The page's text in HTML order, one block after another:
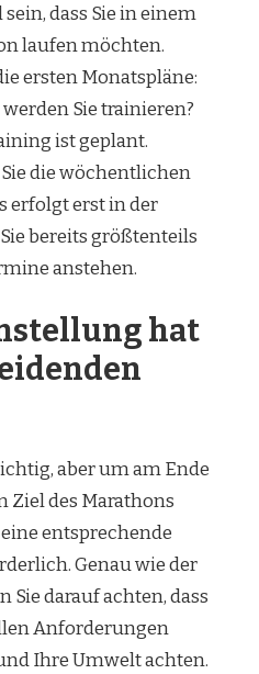
dass Sie in einem
laufen möchten.
ersten Monatspläne:
Sie trainieren?
ist geplant.
die wöchentlichen
erfolgt erst in der
bereits größtenteils
anstehen.
hat
aber um am Ende
des Marathons
entsprechende
Genau wie der
Sie darauf achten, dass
Anforderungen
Ihre Umwelt achten.